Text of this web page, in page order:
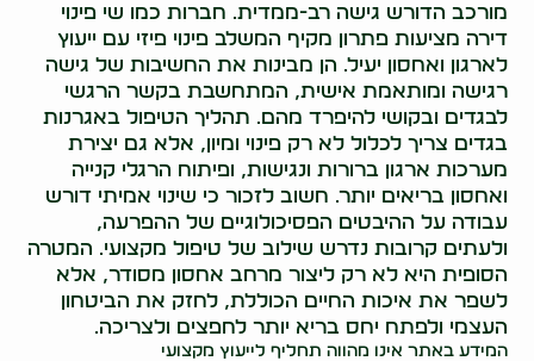
מורכב הדורש גישה רב-ממדית. חברות כמו שי פינוי
דירה מציעות פתרון מקיף המשלב פינוי פיזי עם ייעוץ
לארגון ואחסון יעיל. הן מבינות את החשיבות של גישה
רגישה ומותאמת אישית, המתחשבת בקשר הרגשי
לבגדים ובקושי להיפרד מהם. תהליך הטיפול באגרנות
בגדים צריך לכלול לא רק פינוי ומיון, אלא גם יצירת
מערכות ארגון ברורות ונגישות, ופיתוח הרגלי קנייה
ואחסון בריאים יותר. חשוב לזכור כי שינוי אמיתי דורש
עבודה על ההיבטים הפסיכולוגיים של ההפרעה,
ולעתים קרובות נדרש שילוב של טיפול מקצועי. המטרה
הסופית היא לא רק ליצור מרחב אחסון מסודר, אלא
לשפר את איכות החיים הכוללת, לחזק את הביטחון
העצמי ולפתח יחס בריא יותר לחפצים ולצריכה.
המידע באתר אינו מהווה תחליף לייעוץ מקצועי